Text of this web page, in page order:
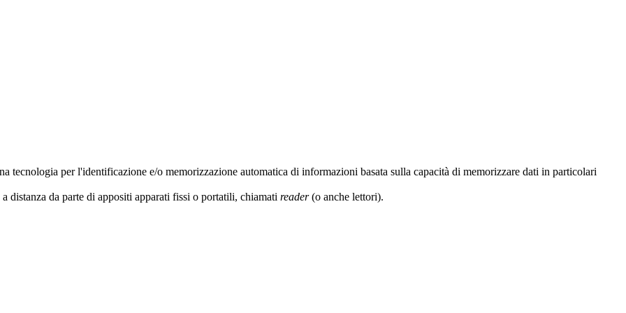
tecnologia per l'identificazione e/o memorizzazione automatica di informazioni basata sulla capacità di memorizzare dati in particolari
distanza da parte di appositi apparati fissi o portatili, chiamati reader(o anche lettori).